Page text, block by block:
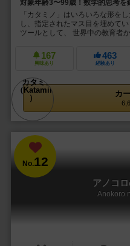
対象年齢3〜99歳！数学的思考を
「カタミノ」はいろいろな形を
し、指定されたマス目を埋めて
ツールとして、 世界中の教育者か
167
興味あり
463
経験あり
カ
No.12
アノコ
Anokoro